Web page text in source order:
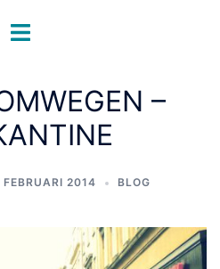
Toggle
–
FEBRUARI 2014 BLOG